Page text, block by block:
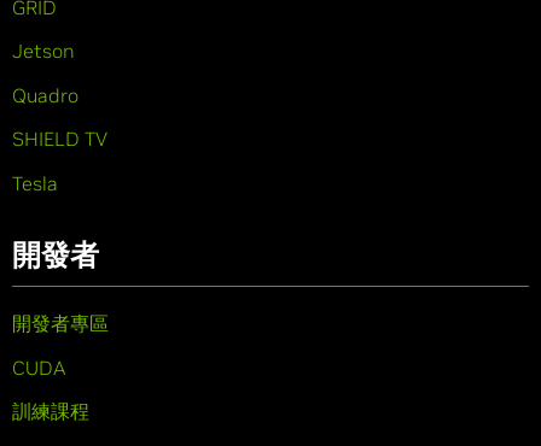
GRID
Jetson
Quadro
SHIELD TV
Tesla
開發者
開發者專區
CUDA
訓練課程